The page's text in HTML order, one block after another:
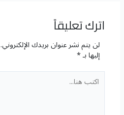
اترك تعليقاً
لن يتم نشر عنوان بريدك الإلكتروني.
إليها بـ*
اكتب
هنا...